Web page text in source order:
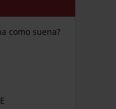
como suena?